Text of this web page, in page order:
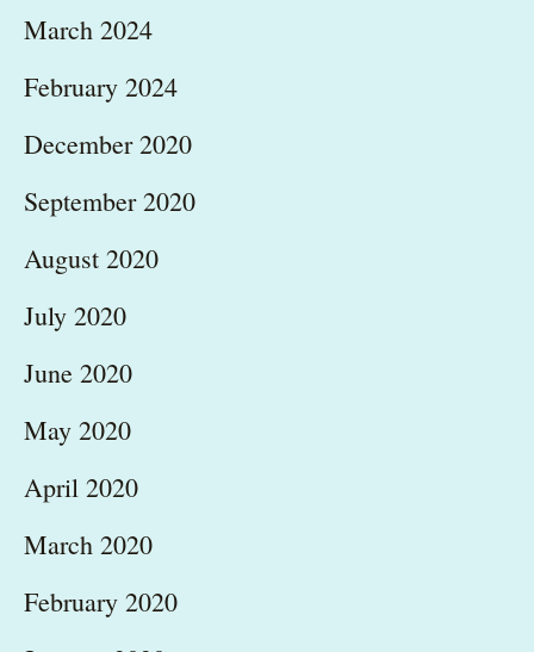
March 2024
February 2024
December 2020
September 2020
August 2020
July 2020
June 2020
May 2020
April 2020
March 2020
February 2020